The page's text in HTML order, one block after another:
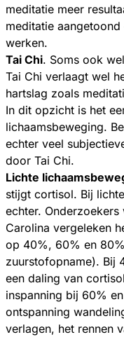
meditatie meer
meditatie
werken.
Tai Chi. Soms ook
Tai Chi verlaagt wel
hartslag zoals
In dit opzicht is het
lichaamsbeweging.
echter veel
door Tai Chi.
Lichte
stijgt cortisol. Bij
echter.
Carolina vergeleken
op 40%, 60% en 80%
zuurstofopname). Bij
een daling van
inspanning bij 60%
ontspanning
verlagen, het rennen